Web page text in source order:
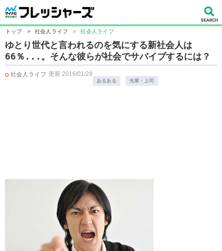
トップ > 社会人ライフ > 社会人ライフ
ゆとり世代と言われるのを気にする新社会人は
66％...。そんな彼らが社会でサバイブするには？
社会人ライフ 更新:2016/01/28
あるある 先輩・上司